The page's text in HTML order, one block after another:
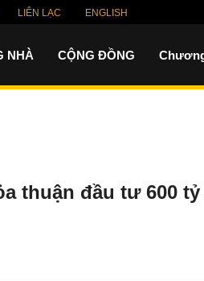
LIÊN LẠC ENGLISH
NHÀ CỘNG ĐỒNG
thuận đầu tư 600